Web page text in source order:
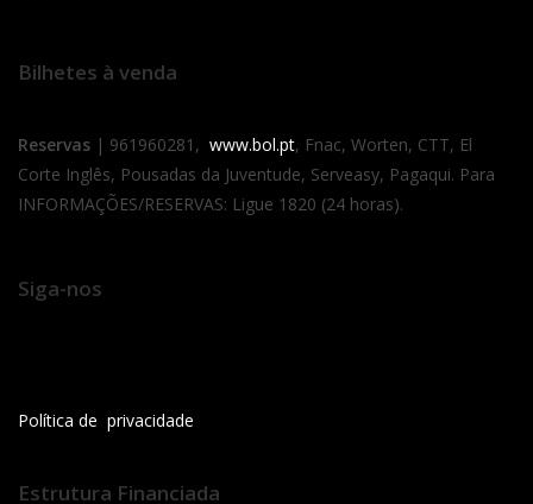
Bilhetes à venda
Reservas | 961960281, www.bol.pt, Fnac, Worten, CTT, El
Corte Inglês, Pousadas da Juventude, Serveasy, Pagaqui. Para
INFORMAÇÕES/RESERVAS: Ligue 1820 (24 horas).
Siga-nos
Política de privacidade
Estrutura Financiada